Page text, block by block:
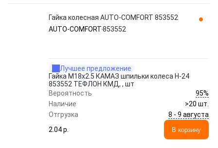
Гайка колесная AUTO-COMFORT 853552
AUTO-COMFORT853552
Лучшее предложение
Гайка М18х2.5 КАМАЗ шпильки колеса Н-24
853552 ТЕФЛОН КМД, , шт
Вероятность
95%
Наличие
>20 шт.
Отгрузка
8 - 9 августа
2.04 p.
В корзину